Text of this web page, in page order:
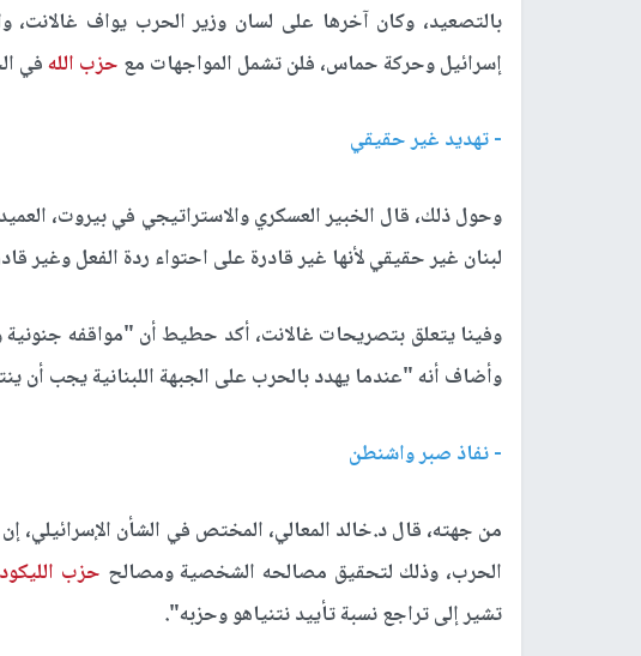
بالتصعيد، وكان آخرها على لسان وزير الحرب يواف
إسرائيل وحركة حماس، فلن تشمل المواجهات مع حزب اللهفي
- تهديد غير حقيقي
وحول ذلك، قال الخبير العسكري والاستراتيجي في بيروت،
لبنان غير حقيقي لأنها غير قادرة على احتواء ردة الفعل وغير
وفينا يتعلق بتصريحات غالانت، أكد حطيط أن "مواقفه
وأضاف أنه "عندما يهدد بالحرب على الجبهة اللبنانية يجب أن
- نفاذ صبر واشنطن
من جهته، قال د.خالد المعالي، المختص في الشأن الإسرائيلي،
الحرب، وذلك لتحقيق مصالحه الشخصية ومصالح حزب الليكود
تشير إلى تراجع نسبة تأييد نتنياهو وحزبه".